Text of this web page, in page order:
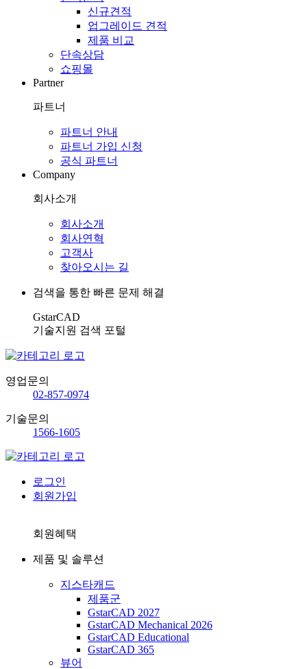
신규견적
업그레이드 견적
제품 비교
단속상담
쇼핑몰
Partner
파트너
파트너 안내
파트너 가입 신청
공식 파트너
Company
회사소개
회사소개
회사연혁
고객사
찾아오시는 길
검색을 통한 빠른 문제 해결
GstarCAD
기술지원 검색 포털
영업문의
02-857-0974
기술문의
1566-1605
로그인
회원가입
회원혜택
제품 및 솔루션
지스타캐드
제품군
GstarCAD 2027
GstarCAD Mechanical 2026
GstarCAD Educational
GstarCAD 365
뷰어